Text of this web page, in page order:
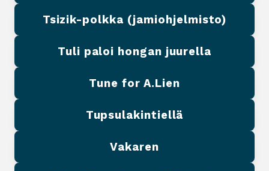
Tsizik-polkka (jamiohjelmisto)
Tuli paloi hongan juurella
Tune for A.Lien
Tupsulakintiellä
Vakaren